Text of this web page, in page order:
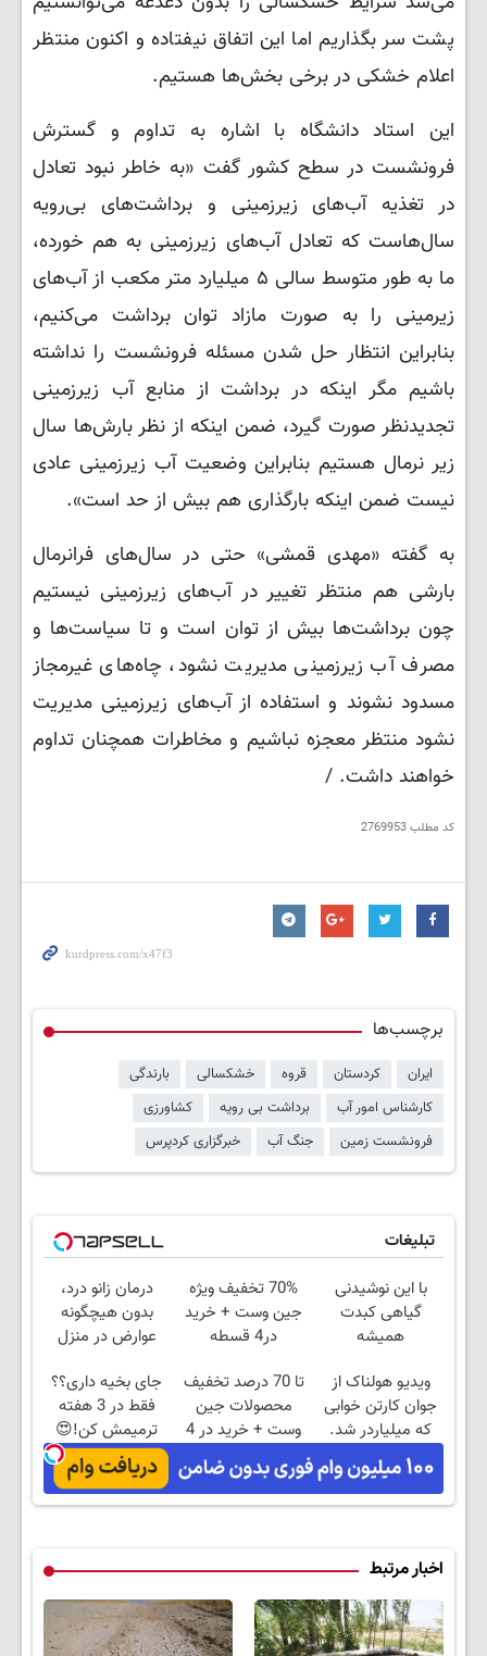
پشت سر بگذاریم اما این اتفاق نیفتاده و اکنون منتظر
اعلام خشکی در برخی بخش‌ها هستیم.
این استاد دانشگاه با اشاره به تداوم و گسترش
فرونشست در سطح کشور گفت «به خاطر نبود تعادل
در تغذیه آب‌های زیرزمینی و برداشت‌های بی‌رویه
سال‌هاست که تعادل آب‌های زیرزمینی به هم خورده،
ما به طور متوسط سالی ۵ میلیارد متر مکعب از آب‌های
زیرمینی را به صورت مازاد توان برداشت می‌کنیم،
بنابراین انتظار حل شدن مسئله فرونشست را نداشته
باشیم مگر اینکه در برداشت از منابع آب زیرزمینی
تجدیدنظر صورت گیرد، ضمن اینکه از نظر بارش‌ها سال
زیر نرمال هستیم بنابراین وضعیت آب زیرزمینی عادی
نیست ضمن اینکه بارگذاری هم بیش از حد است».
به گفته «مهدی قمشی» حتی در سال‌های فرانرمال
بارشی هم منتظر تغییر در آب‌های زیرزمینی نیستیم
چون برداشت‌ها بیش از توان است و تا سیاست‌ها و
مصرف آب زیرزمینی مدیریت نشود، چاه‌های غیرمجاز
مسدود نشوند و استفاده از آب‌های زیرزمینی مدیریت
نشود منتظر معجزه نباشیم و مخاطرات همچنان تداوم
خواهند داشت. /
کد مطلب2769953
برچسب‌ها
ایران کردستان قروه خشکسالی
بارندگی
کارشناس امور آب
برداشت بی رویه
کشاورزی
فرونشست زمین
جنگ آب خبرگزاری کردپرس
تبلیغات
با این نوشیدنی
گیاهی کبدت
همیشه
70% تخفیف ویژه
جین وست + خرید
در4 قسطه
درمان زانو درد،
بدون هیچگونه
عوارض در منزل
ویدیو هولناک از
جوان کارتن خوابی
که میلیاردر شد.
آموزش رایگان
تا 70 درصد تخفیف
محصولات جین
وست + خرید در 4
جای بخیه داری؟؟
فقط در 3 هفته
ترمیمش کن!😍
اخبار مرتبط